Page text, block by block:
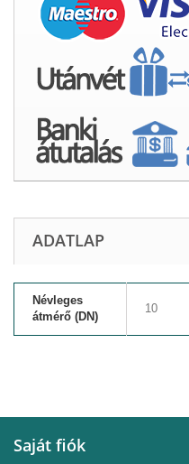
ADATLAP
Névleges
átmérő (DN)
10
Saját fiók